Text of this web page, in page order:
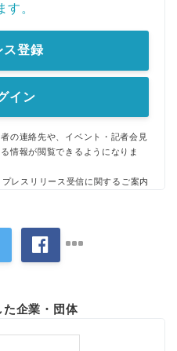
す。
ス登録
イン
の連絡先や、イベント・記者会見
情報が閲覧できるようになりま
プレスリリース受信に関するご案内
た企業・団体